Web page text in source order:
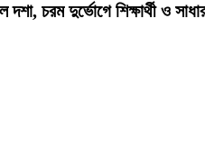
চরম দুর্ভোগে শিক্ষার্থী ও